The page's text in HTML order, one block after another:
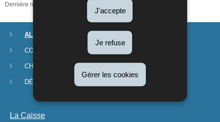
J'accepte
Je refuse
Gérer les cookies
Dernière mise à jour 28/02/2024
Menu
de
navigation
ALLOCATIONS
CONGÉ PARENTAL
CHÈQUE-SERVICE ACCUEIL
DÉMARCHES ET FORMULAIRES
La Caisse